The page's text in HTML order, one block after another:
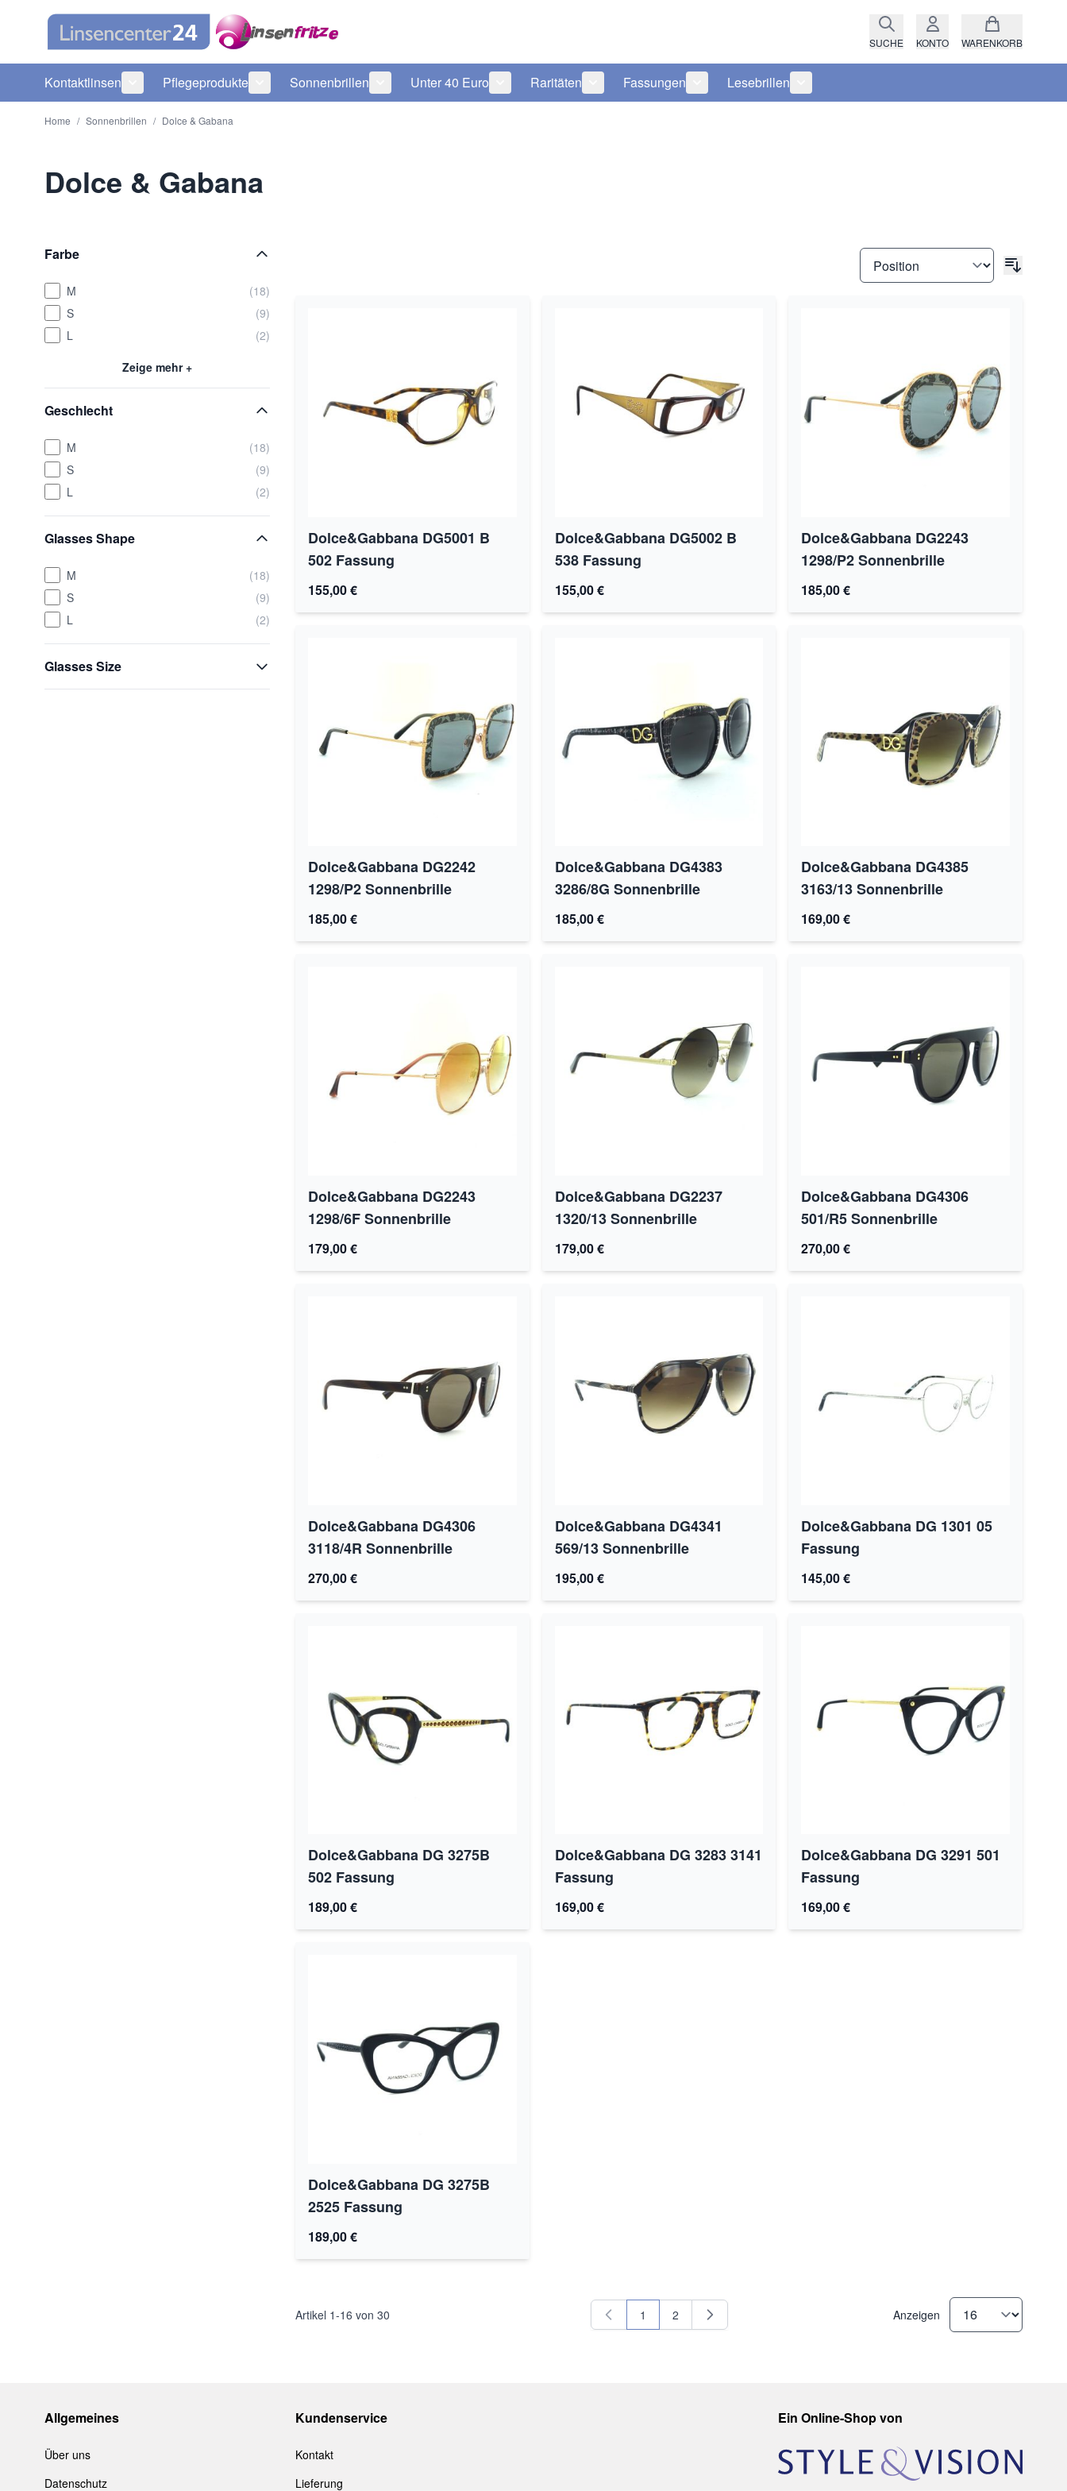
SUCHE KONTO WARENKORB
Kontaktlinsen
Untermenü für Kategorie Kontaktlinsen anzeigen
Pflegeprodukte
Untermenü für Kategorie Pflegeprodukte anzeigen
Sonnenbrillen
Untermenü für Kategorie Sonnenbrillen anzeigen
Unter 40 Euro
Untermenü für Kategorie Unter 40 Euro anzeigen
Raritäten
Untermenü für Kategorie Raritäten anzeigen
Fassungen
Untermenü für Kategorie Fassungen anzeigen
Lesebrillen
Untermenü für Kategorie Lesebrillen anzeigen
Home / Sonnenbrillen / Dolce & Gabana
Dolce & Gabana
Farbe
M
(18)
S
(9)
L
(2)
Zeige mehr +
Geschlecht
M
(18)
S
(9)
L
(2)
Glasses Shape
M
(18)
S
(9)
L
(2)
Glasses Size
Dolce&Gabbana DG5001 B
502 Fassung
155,00 €
Dolce&Gabbana DG5002 B
538 Fassung
155,00 €
Dolce&Gabbana DG2243
1298/P2 Sonnenbrille
185,00 €
Dolce&Gabbana DG2242
1298/P2 Sonnenbrille
185,00 €
Dolce&Gabbana DG4383
3286/8G Sonnenbrille
185,00 €
Dolce&Gabbana DG4385
3163/13 Sonnenbrille
169,00 €
Dolce&Gabbana DG2243
1298/6F Sonnenbrille
179,00 €
Dolce&Gabbana DG2237
1320/13 Sonnenbrille
179,00 €
Dolce&Gabbana DG4306
501/R5 Sonnenbrille
270,00 €
Dolce&Gabbana DG4306
3118/4R Sonnenbrille
270,00 €
Dolce&Gabbana DG4341
569/13 Sonnenbrille
195,00 €
Dolce&Gabbana DG 1301 05
Fassung
145,00 €
Dolce&Gabbana DG 3275B
502 Fassung
189,00 €
Dolce&Gabbana DG 3283 3141
Fassung
169,00 €
Dolce&Gabbana DG 3291 501
Fassung
169,00 €
Dolce&Gabbana DG 3275B
2525 Fassung
189,00 €
Artikel 1-16 von 30 Sie lesen gerade Seite
1 Seite
2 Anzeigen
Allgemeines
Über uns
Datenschutz
Kundenservice
Kontakt
Lieferung
Ein Online-Shop von